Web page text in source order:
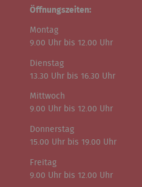
Öffnungszeiten:
Montag
9.00 Uhr bis 12.00 Uhr
Dienstag
13.30 Uhr bis 16.30 Uhr
Mittwoch
9.00 Uhr bis 12.00 Uhr
Donnerstag
15.00 Uhr bis 19.00 Uhr
Freitag
9.00 Uhr bis 12.00 Uhr